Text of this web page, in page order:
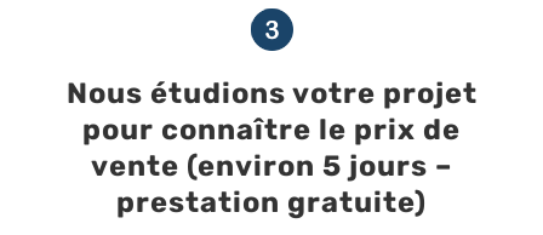
Nous étudions votre projet
pour connaître le prix de
vente (environ 5 jours –
prestation gratuite)